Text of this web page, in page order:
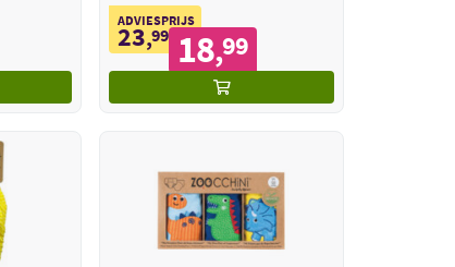
ADVIESPRIJS
23,99 18,99